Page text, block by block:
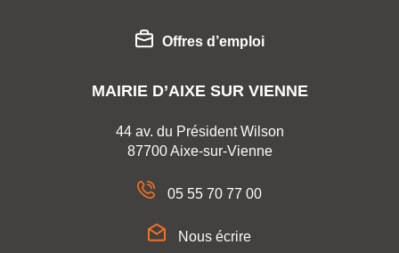
Offres d’emploi
MAIRIE D’AIXE SUR VIENNE
44 av. du Président Wilson
87700 Aixe-sur-Vienne
05 55 70 77 00
Nous écrire